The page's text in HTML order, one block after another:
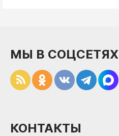
МЫ В СОЦСЕТЯХ
КОНТАКТЫ